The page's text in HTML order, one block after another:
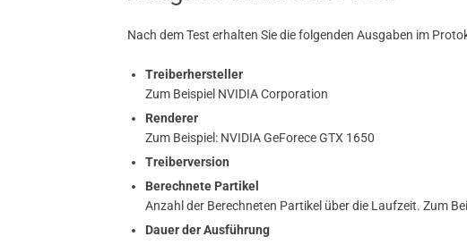
Nach dem Test erhalten Sie die folgenden Ausgaben im
Treiberhersteller
Zum Beispiel NVIDIA Corporation
Renderer
Zum Beispiel: NVIDIA GeForece GTX 1650
Treiberversion
Berechnete Partikel
Anzahl der Berechneten Partikel über die Laufzeit. Zum
Dauer der Ausführung